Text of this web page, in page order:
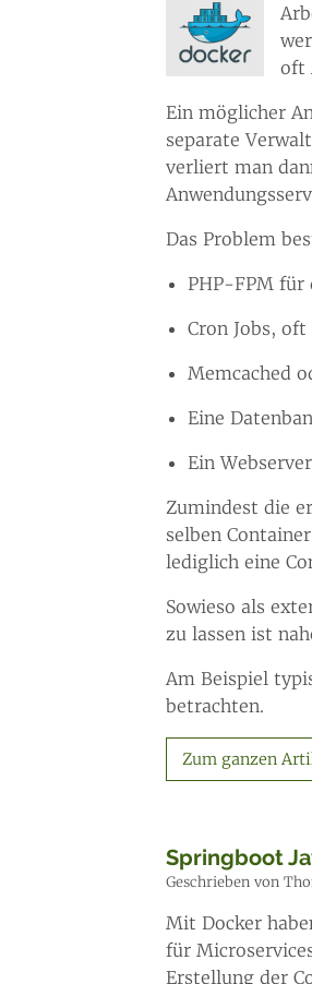
oft
Ein möglicher
separate
verliert man
Das Problem
PHP-FPM für
Cron Jobs,
Memcached
Eine
Ein
Zumindest die
selben
lediglich eine
Sowieso als
zu lassen ist
Am Beispiel
betrachten.
Zum ganzen
Springboot
Geschrieben von
Mit Docker
für
Erstellung der